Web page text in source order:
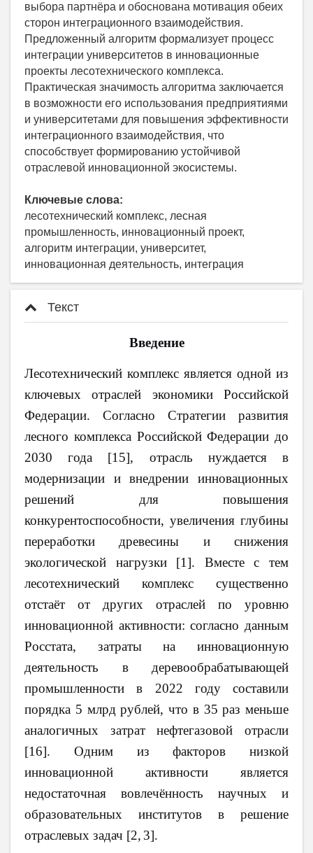
выбора партнёра и обоснована мотивация обеих
сторон интеграционного взаимодействия.
Предложенный алгоритм формализует процесс
интеграции университетов в инновационные
проекты лесотехнического комплекса.
Практическая значимость алгоритма заключается
в возможности его использования предприятиями
и университетами для повышения эффективности
интеграционного взаимодействия, что
способствует формированию устойчивой
отраслевой инновационной экосистемы.
Ключевые слова:
лесотехнический комплекс, лесная
промышленность, инновационный проект,
алгоритм интеграции, университет,
инновационная деятельность, интеграция
Текст
Введение
Лесотехнический комплекс является одной из
ключевых отраслей экономики Российской
Федерации. Согласно Стратегии развития
лесного комплекса Российской Федерации до
2030 года [15], отрасль нуждается в
модернизации и внедрении инновационных
решений для повышения
конкурентоспособности, увеличения глубины
переработки древесины и снижения
экологической нагрузки [1]. Вместе с тем
лесотехнический комплекс существенно
отстаёт от других отраслей по уровню
инновационной активности: согласно данным
Росстата, затраты на инновационную
деятельность в деревообрабатывающей
промышленности в 2022 году составили
порядка 5 млрд рублей, что в 35 раз меньше
аналогичных затрат нефтегазовой отрасли
[16]. Одним из факторов низкой
инновационной активности является
недостаточная вовлечённость научных и
образовательных институтов в решение
отраслевых задач [2, 3].